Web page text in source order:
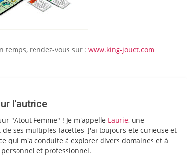
temps, rendez-vous sur : www.king-jouet.com
l'autrice
"Atout Femme" ! Je m'appelle Laurie, une
de ses multiples facettes. J'ai toujours été curieuse et
qui m'a conduite à explorer divers domaines et à
et professionnel.